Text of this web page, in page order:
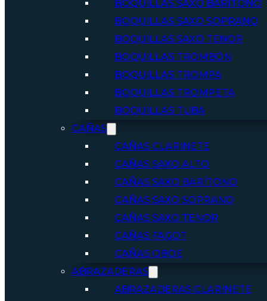
BOQUILLAS SAXO BARÍTONO
BOQUILLAS SAXO SOPRANO
BOQUILLAS SAXO TENOR
BOQUILLAS TROMBÓN
BOQUILLAS TROMPA
BOQUILLAS TROMPETA
BOQUILLAS TUBA
CAÑAS
CAÑAS CLARINETE
CAÑAS SAXO ALTO
CAÑAS SAXO BARÍTONO
CAÑAS SAXO SOPRANO
CAÑAS SAXO TENOR
CAÑAS FAGOT
CAÑAS OBOE
ABRAZADERAS
ABRAZADERAS CLARINETE